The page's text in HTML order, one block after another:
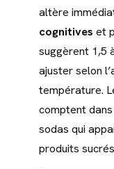
altère
cognitives et
suggèrent 1,5
ajuster selon
température.
comptent
sodas qui
produits